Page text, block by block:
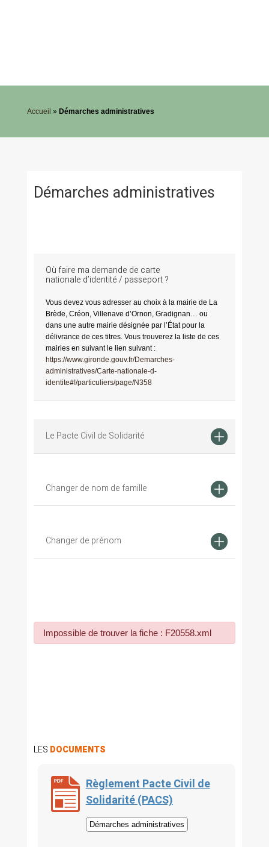
Accueil » Démarches administratives
Démarches administratives
Où faire ma demande de carte
nationale d’identité / passeport ?
Vous devez vous adresser au choix à la mairie de La
Brède, Créon, Villenave d’Ornon, Gradignan… ou
dans une autre mairie désignée par l’État pour la
délivrance de ces titres. Vous trouverez la liste de ces
mairies en suivant le lien suivant :
https://www.gironde.gouv.fr/Demarches-
administratives/Carte-nationale-d-
identite#!/particuliers/page/N358
Le Pacte Civil de Solidarité
Changer de nom de famille
Changer de prénom
Impossible de trouver la fiche : F20558.xml
LES DOCUMENTS
Règlement Pacte Civil de
Solidarité (PACS)
Démarches administratives